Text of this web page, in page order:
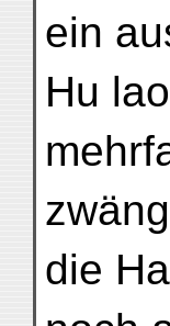
ein
Hu
die